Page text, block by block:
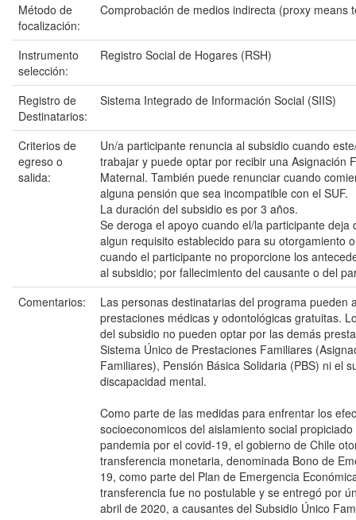
Método de
focalización:
Comprobación de medios indirecta (proxy means
Instrumento
selección:
Registro Social de Hogares (RSH)
Registro de
Destinatarios:
Sistema Integrado de Información Social (SIIS)
Criterios de
egreso o
salida:
Un/a participante renuncia al subsidio cuando
trabajar y puede optar por recibir una Asignación
Maternal. También puede renunciar cuando
alguna pensión que sea incompatible con el SUF.
La duración del subsidio es por 3 años.
Se deroga el apoyo cuando el/la participante deja
algun requisito establecido para su otorgamiento
cuando el participante no proporcione los
al subsidio; por fallecimiento del causante o del
Comentarios:
Las personas destinatarias del programa pueden
prestaciones médicas y odontológicas gratuitas.
del subsidio no pueden optar por las demás
Sistema Único de Prestaciones Familiares
Familiares), Pensión Básica Solidaria (PBS) ni el
discapacidad mental.
Como parte de las medidas para enfrentar los
socioeconomicos del aislamiento social
pandemia por el covid-19, el gobierno de Chile
transferencia monetaria, denominada Bono de
19, como parte del Plan de Emergencia
transferencia fue no postulable y se entregó por
abril de 2020, a causantes del Subsidio Único